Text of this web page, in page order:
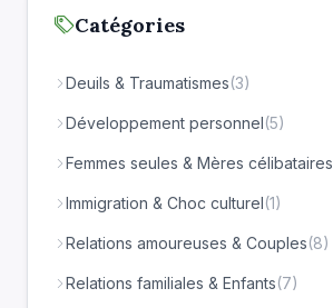
Catégories
Deuils & Traumatismes(3)
Développement personnel(5)
Femmes seules & Mères célibataires
Immigration & Choc culturel(1)
Relations amoureuses & Couples(8)
Relations familiales & Enfants(7)